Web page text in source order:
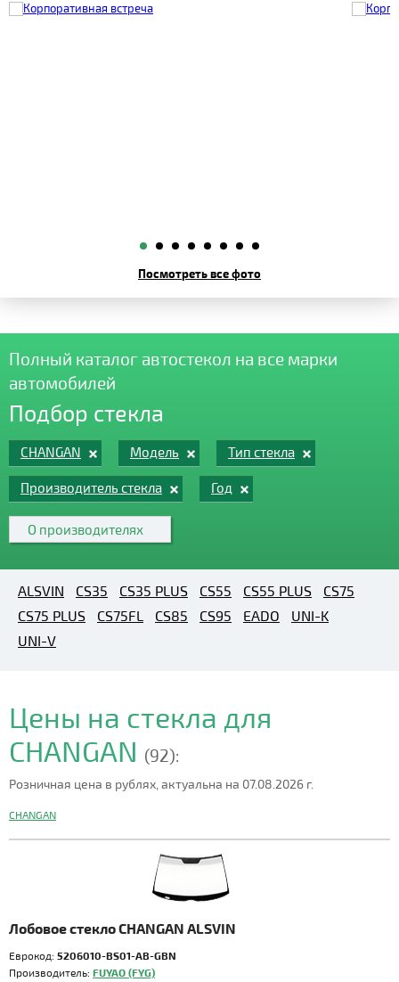
Посмотреть все фото
Полный каталог автостекол на все марки
автомобилей
Подбор стекла
CHANGAN Модель Тип стекла
Производитель стекла Год
О производителях
ALSVIN CS35 CS35 PLUS CS55 CS55 PLUS
CS75
CS75 PLUS
CS75FL CS85 CS95 EADO
UNI-K
UNI-V
Цены на стекла для
CHANGAN (92):
Розничная цена в рублях, актуальна на 07.08.2026 г.
CHANGAN
Лобовое стекло CHANGAN ALSVIN
Еврокод: 5206010-BS01-AB-GBN
Производитель: FUYAO (FYG)